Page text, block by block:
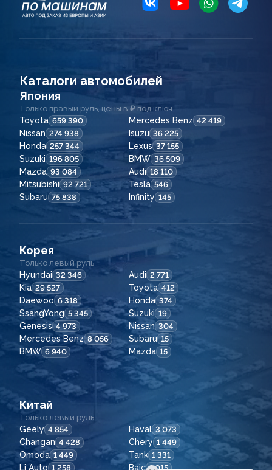
Каталоги автомобилей
Япония
Только правый руль, цены в ₽ под ключ.
Toyota 659 390 Mercedes Benz 42 419
Nissan 274 938 Isuzu 36 225
Honda 257 344 Lexus 37 155
Suzuki 196 805 BMW 36 509
Mazda 93 084 Audi 18 110
Mitsubishi 92 721 Tesla 546
Subaru 75 838 Infinity 145
Корея
Только левый руль
Hyundai 32 346 Audi 2 771
Kia 29 527 Toyota 412
Daewoo 6 318 Honda 374
SsangYong 5 345 Suzuki 19
Genesis 4 973 Nissan 304
Mercedes Benz 8 056 Subaru 15
BMW 6 940 Mazda 15
Китай
Только левый руль
Geely 4 854 Haval 3 073
Changan 4 428 Chery 1 449
Omoda 1 449 Tank 1 331
Li Auto 1 258 Baic 1 015